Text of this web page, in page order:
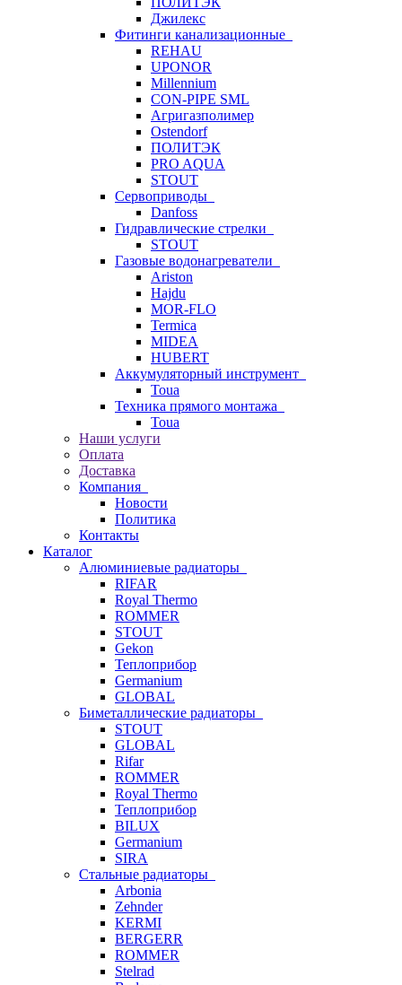
Джилекс
Фитинги канализационные
REHAU
UPONOR
Millennium
CON-PIPE SML
Агригазполимер
Ostendorf
ПОЛИТЭК
PRO AQUA
STOUT
Сервоприводы
Danfoss
Гидравлические стрелки
STOUT
Газовые водонагреватели
Ariston
Hajdu
MOR-FLO
Termica
MIDEA
HUBERT
Аккумуляторный инструмент
Toua
Техника прямого монтажа
Toua
Наши услуги
Оплата
Доставка
Компания
Новости
Политика
Контакты
Каталог
Алюминиевые радиаторы
RIFAR
Royal Thermo
ROMMER
STOUT
Gekon
Теплоприбор
Germanium
GLOBAL
Биметаллические радиаторы
STOUT
GLOBAL
Rifar
ROMMER
Royal Thermo
Теплоприбор
BILUX
Germanium
SIRA
Стальные радиаторы
Arbonia
Zehnder
KERMI
BERGERR
ROMMER
Stelrad